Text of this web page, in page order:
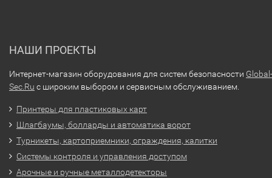
НАШИ ПРОЕКТЫ
Интернет-магазин оборудования для систем безопасности Global-
Sec.Ru с широким выбором и сервисным обслуживанием.
Принтеры для пластиковых карт
Шлагбаумы, болларды и автоматика ворот
Турникеты, картоприемники, ограждения, калитки
Системы контроля и управления доступом
Арочные и ручные металлодетекторы